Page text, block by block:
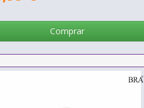
Comprar